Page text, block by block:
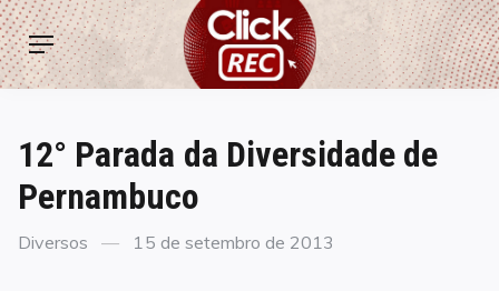
Skip
to
content
ClickREC
Menu
12° Parada da Diversidade de
Pernambuco
Categories
Diversos
Posted
15 de setembro de 2013